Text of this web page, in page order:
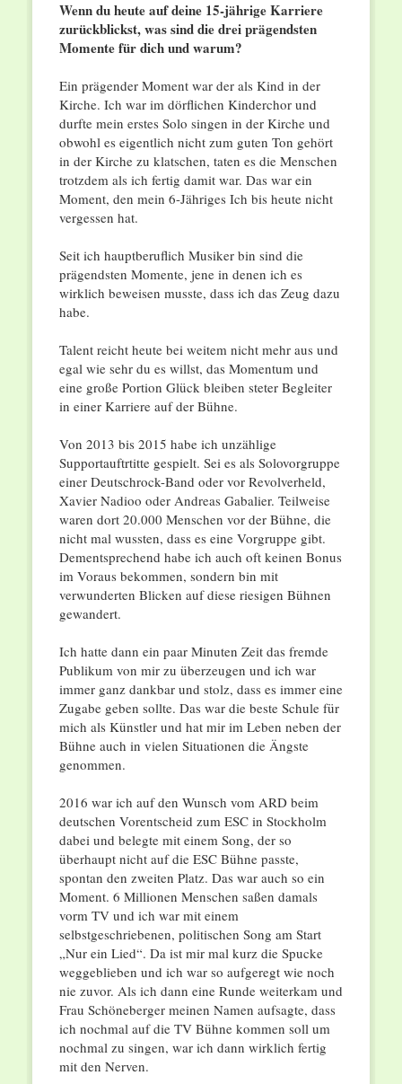
Wenn du heute auf deine 15-jährige Karriere
zurückblickst, was sind die drei prägendsten
Momente für dich und warum?
Ein prägender Moment war der als Kind in der
Kirche. Ich war im dörflichen Kinderchor und
durfte mein erstes Solo singen in der Kirche und
obwohl es eigentlich nicht zum guten Ton gehört
in der Kirche zu klatschen, taten es die Menschen
trotzdem als ich fertig damit war. Das war ein
Moment, den mein 6-Jähriges Ich bis heute nicht
vergessen hat.
Seit ich hauptberuflich Musiker bin sind die
prägendsten Momente, jene in denen ich es
wirklich beweisen musste, dass ich das Zeug dazu
habe.
Talent reicht heute bei weitem nicht mehr aus und
egal wie sehr du es willst, das Momentum und
eine große Portion Glück bleiben steter Begleiter
in einer Karriere auf der Bühne.
Von 2013 bis 2015 habe ich unzählige
Supportauftrtitte gespielt. Sei es als Solovorgruppe
einer Deutschrock-Band oder vor Revolverheld,
Xavier Nadioo oder Andreas Gabalier. Teilweise
waren dort 20.000 Menschen vor der Bühne, die
nicht mal wussten, dass es eine Vorgruppe gibt.
Dementsprechend habe ich auch oft keinen Bonus
im Voraus bekommen, sondern bin mit
verwunderten Blicken auf diese riesigen Bühnen
gewandert.
Ich hatte dann ein paar Minuten Zeit das fremde
Publikum von mir zu überzeugen und ich war
immer ganz dankbar und stolz, dass es immer eine
Zugabe geben sollte. Das war die beste Schule für
mich als Künstler und hat mir im Leben neben der
Bühne auch in vielen Situationen die Ängste
genommen.
2016 war ich auf den Wunsch vom ARD beim
deutschen Vorentscheid zum ESC in Stockholm
dabei und belegte mit einem Song, der so
überhaupt nicht auf die ESC Bühne passte,
spontan den zweiten Platz. Das war auch so ein
Moment. 6 Millionen Menschen saßen damals
vorm TV und ich war mit einem
selbstgeschriebenen, politischen Song am Start
„Nur ein Lied“. Da ist mir mal kurz die Spucke
weggeblieben und ich war so aufgeregt wie noch
nie zuvor. Als ich dann eine Runde weiterkam und
Frau Schöneberger meinen Namen aufsagte, dass
ich nochmal auf die TV Bühne kommen soll um
nochmal zu singen, war ich dann wirklich fertig
mit den Nerven.